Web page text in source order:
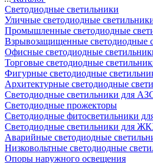
Светодиодные светильники
Уличные светодиодные
Промышленные светодиодные
Взрывозащищенные светодиодные
Офисные светодиодные
Торговые светодиодные
Фигурные светодиодные
Архитектурные светодиодные
Светодиодные светильники для
Светодиодные прожекторы
Светодиодные фитосветильники
Светодиодные светильники для
Аварийные светодиодные
Низковольтные светодиодные
Опоры наружного освещения